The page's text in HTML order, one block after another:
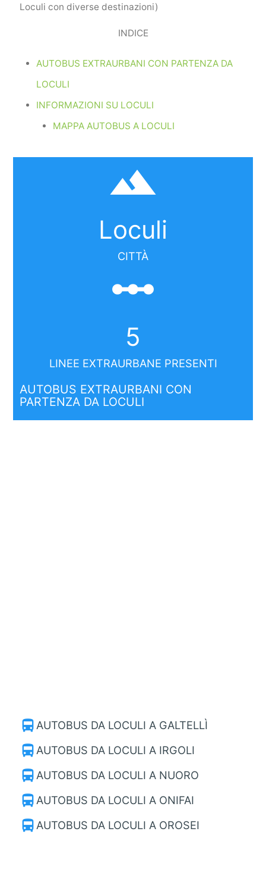
Loculi con diverse destinazioni)
INDICE
AUTOBUS EXTRAURBANI CON PARTENZA DA
LOCULI
INFORMAZIONI SU LOCULI
MAPPA AUTOBUS A LOCULI
filter_hdr
Loculi
CITTÀ
linear_scale
5
LINEE EXTRAURBANE PRESENTI
AUTOBUS EXTRAURBANI CON
PARTENZA DA LOCULI
directions_bus AUTOBUS DA LOCULI A GALTELLÌ
directions_bus AUTOBUS DA LOCULI A IRGOLI
directions_bus AUTOBUS DA LOCULI A NUORO
directions_bus AUTOBUS DA LOCULI A ONIFAI
directions_bus AUTOBUS DA LOCULI A OROSEI